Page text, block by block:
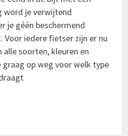
word je verwijtend
je géén beschermend
iedere fietser zijn er nu
alle soorten, kleuren en
graag op weg voor welk type